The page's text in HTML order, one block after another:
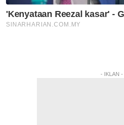
- IKLAN -